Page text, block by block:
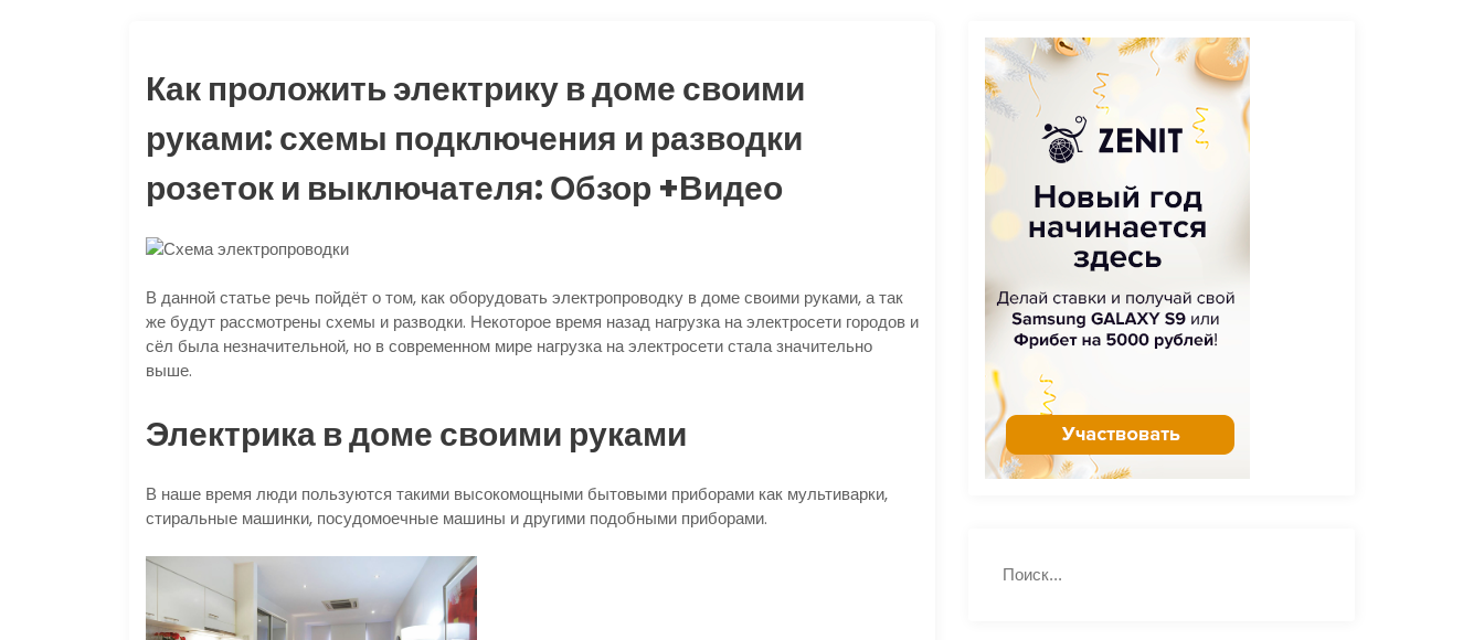
Как проложить электрику в доме своими
руками: схемы подключения и разводки
розеток и выключателя: Обзор +Видео
В данной статье речь пойдёт о том, как оборудовать электропроводку в доме своими руками, а так
же будут рассмотрены схемы и разводки. Некоторое время назад нагрузка на электросети городов и
сёл была незначительной, но в современном мире нагрузка на электросети стала значительно
выше.
Электрика в доме своими руками
В наше время люди пользуются такими высокомощными бытовыми приборами как мультиварки,
стиральные машинки, посудомоечные машины и другими подобными приборами.